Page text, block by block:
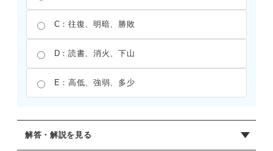
C：往復、明暗、勝敗
D：読書、消火、下山
E：高低、強弱、多少
解答・解説を見る